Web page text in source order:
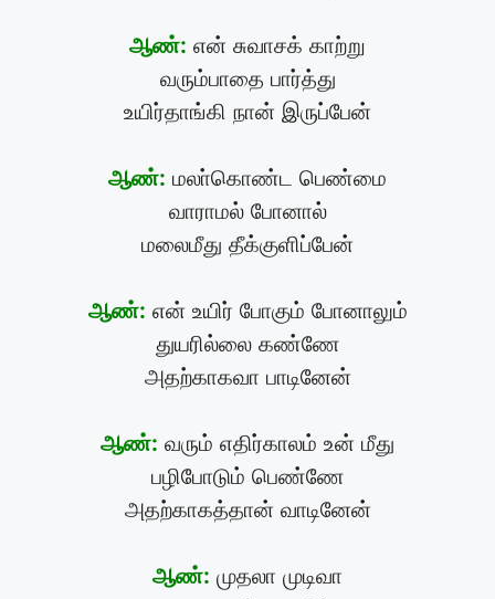
ஆண்: என் சுவாசக் காற்று
வரும்பாதை பார்த்து
உயிர்தாங்கி நான் இருப்பேன்
ஆண்: மலா்கொண்ட பெண்மை
வாராமல் போனால்
மலைமீது தீக்குளிப்பேன்
ஆண்: என் உயிர் போகும் போனாலும்
துயரில்லை கண்ணே
அதற்காகவா பாடினேன்
ஆண்: வரும் எதிர்காலம் உன் மீது
பழிபோடும் பெண்ணே
அதற்காகத்தான் வாடினேன்
ஆண்: முதலா முடிவா